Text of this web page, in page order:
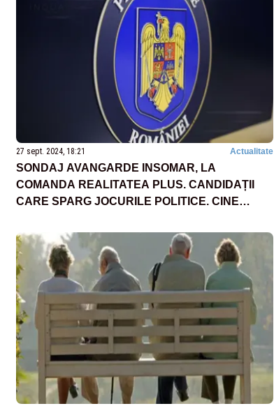
27 sept. 2024, 18:21 Actualitate
SONDAJ AVANGARDE INSOMAR, LA
COMANDA REALITATEA PLUS. CANDIDAȚII
CARE SPARG JOCURILE POLITICE. CINE